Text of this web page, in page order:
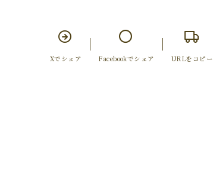
Xでシェア Facebookでシェア URLをコピー